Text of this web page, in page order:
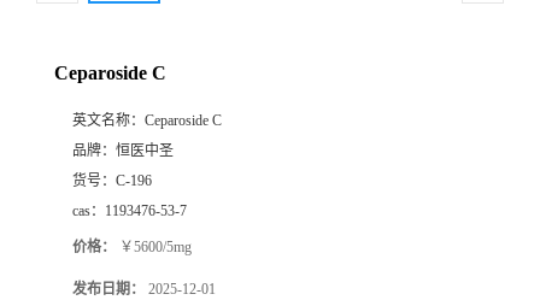
Ceparoside C
英文名称： Ceparoside C
品牌： 恒医中圣
货号： C-196
cas： 1193476-53-7
价格： ￥5600/5mg
发布日期： 2025-12-01